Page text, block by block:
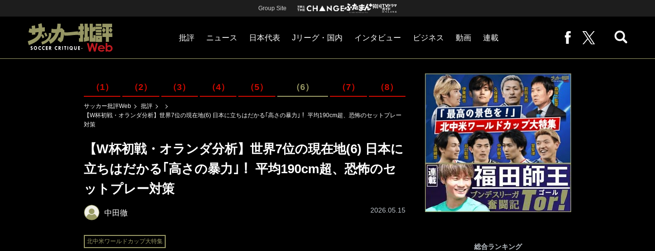
Group Site
批評 ニュース 日本代表 Jリーグ・国内 インタビュー ビジネス 動画 連載
（1） （2） （3） （4） （5） （6） （7） （8）
サッカー批評Web
批評
【W杯初戦・オランダ分析】世界7位の現在地(6) 日本に立ちはだかる｢高さの暴力｣！ 平均190cm超、恐怖のセットプレー
対策
【W杯初戦・オランダ分析】世界7位の現在地(6) 日本に
立ちはだかる｢高さの暴力｣！ 平均190cm超、恐怖のセ
ットプレー対策
中田徹
北中米ワールドカップ大特集
2026.05.15
総合ランキング